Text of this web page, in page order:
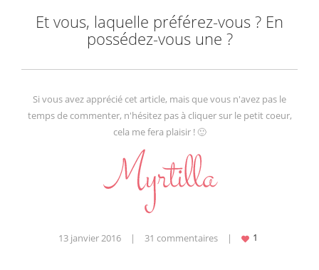
Et vous, laquelle préférez-vous ? En
possédez-vous une ?
Si vous avez apprécié cet article, mais que vous n'avez pas le
temps de commenter, n'hésitez pas à cliquer sur le petit coeur,
cela me fera plaisir ! 🙂
13 janvier 2016 | 31 commentaires |